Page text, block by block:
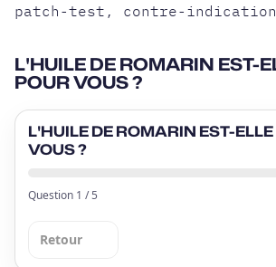
patch-test, contre-
L'HUILE DE ROMARIN EST-
POUR VOUS ?
L'HUILE DE ROMARIN EST-
VOUS ?
Question 1 /5
Retour